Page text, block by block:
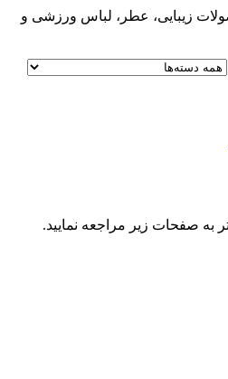
زیبایی، عطر، لباس ورزشی و
صفحات زیر مراجعه نمایید.